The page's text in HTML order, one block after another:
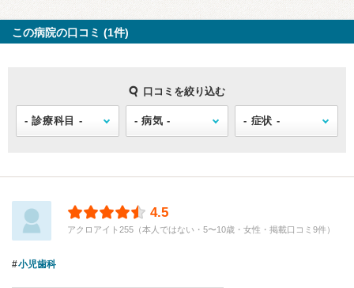
この病院の口コミ (1件)
口コミを絞り込む
4.5
アクロアイト255（本人ではない・5〜10歳・女性・掲載口コミ9件）
小児歯科